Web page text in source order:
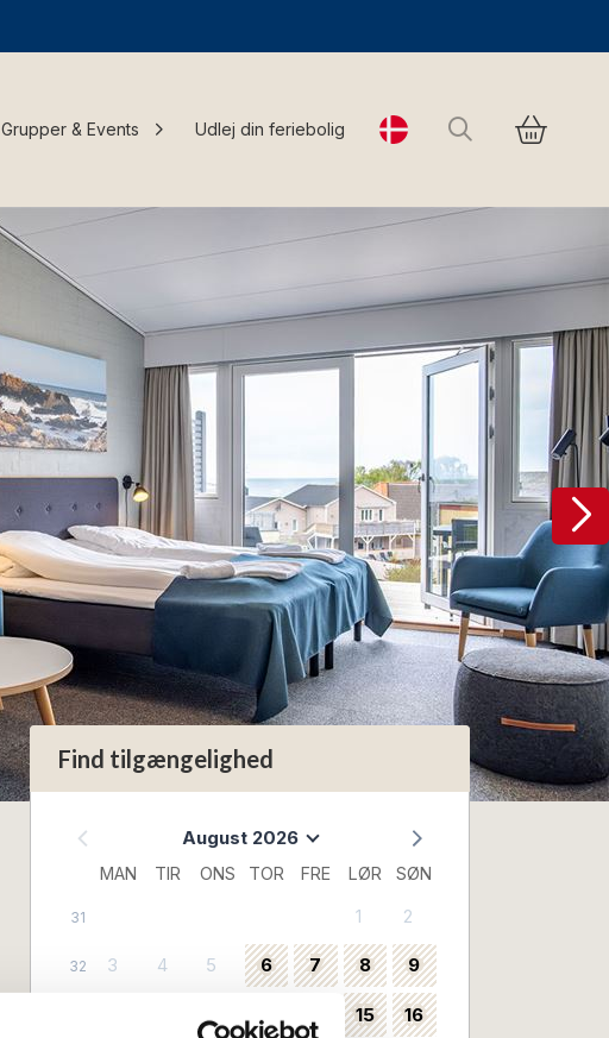
Grupper & Events Udlej din feriebolig Change language
Søg
Find tilgængelighed
August 2026
MAN TIR ONS TOR FRE LØR SØN
31 1 2
32 3 4 5 6 7 8 9
13 15 16